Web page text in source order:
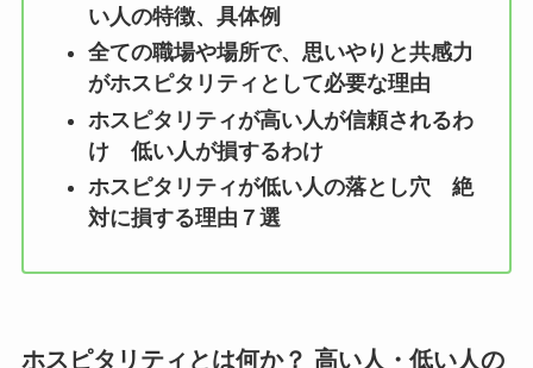
い人の特徴、具体例
全ての職場や場所で、思いやりと共感力
がホスピタリティとして必要な理由
ホスピタリティが高い人が信頼されるわ
け 低い人が損するわけ
ホスピタリティが低い人の落とし穴 絶
対に損する理由７選
ホスピタリティとは何か？ 高い人・低い人の